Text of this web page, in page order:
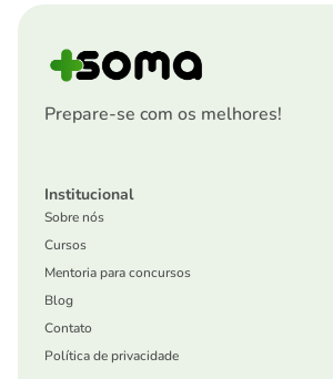
Prepare-se com os melhores!
Institucional
Sobre nós
Cursos
Mentoria para concursos
Blog
Contato
Política de privacidade